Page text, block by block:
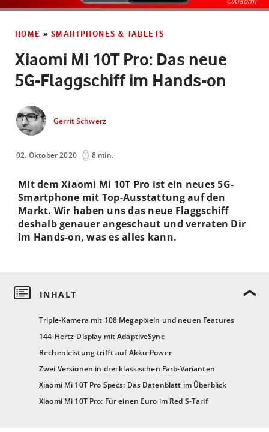
HOME » SMARTPHONES & TABLETS
Xiaomi Mi 10T Pro: Das neue
5G-Flaggschiff im Hands-on
Gerrit Schwerz
02. Oktober 2020 8 min.
Triple-Kamera mit 108 Megapixeln und neuen Features
144-Hertz-Display mit AdaptiveSync
Rechenleistung trifft auf Akku-Power
Zwei Versionen in drei klassischen Farb-Varianten
Xiaomi Mi 10T Pro Specs: Das Datenblatt im Überblick
Xiaomi Mi 10T Pro: Für einen Euro im Red S-Tarif
Mit dem Xiaomi Mi 10T Pro ist ein neues 5G-
Smartphone mit Top-Ausstattung auf den
Markt. Wir haben uns das neue Flaggschiff
deshalb genauer angeschaut und verraten Dir
im Hands-on, was es alles kann.